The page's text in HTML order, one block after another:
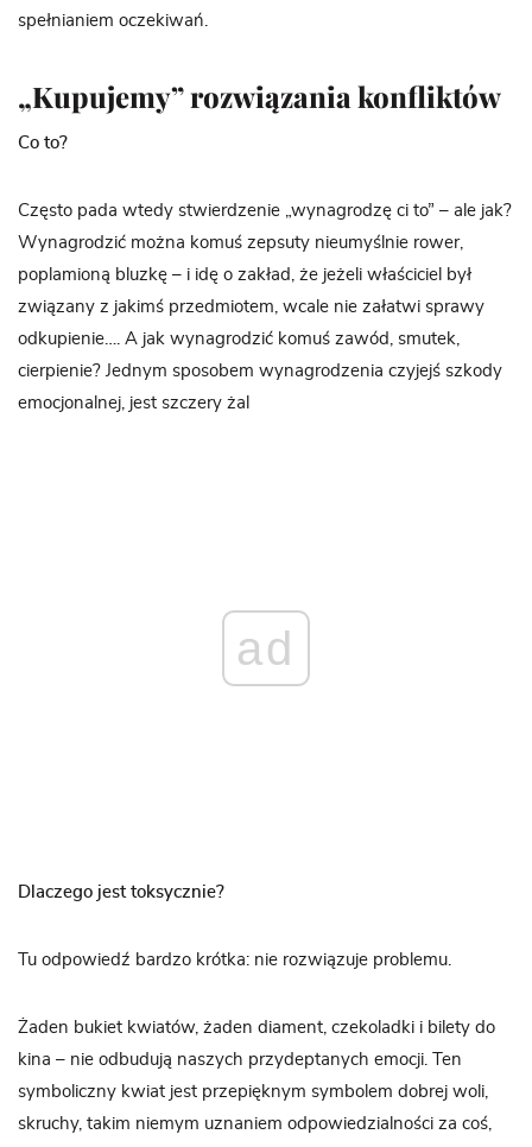
spełnianiem oczekiwań.
„Kupujemy” rozwiązania konfliktów
Co to?
Często pada wtedy stwierdzenie „wynagrodzę ci to” – ale jak?
Wynagrodzić można komuś zepsuty nieumyślnie rower,
poplamioną bluzkę – i idę o zakład, że jeżeli właściciel był
związany z jakimś przedmiotem, wcale nie załatwi sprawy
odkupienie…. A jak wynagrodzić komuś zawód, smutek,
cierpienie? Jednym sposobem wynagrodzenia czyjejś szkody
emocjonalnej, jest szczery żal
ad
Dlaczego jest toksycznie?
Tu odpowiedź bardzo krótka: nie rozwiązuje problemu.
Żaden bukiet kwiatów, żaden diament, czekoladki i bilety do
kina – nie odbudują naszych przydeptanych emocji. Ten
symboliczny kwiat jest przepięknym symbolem dobrej woli,
skruchy, takim niemym uznaniem odpowiedzialności za coś,